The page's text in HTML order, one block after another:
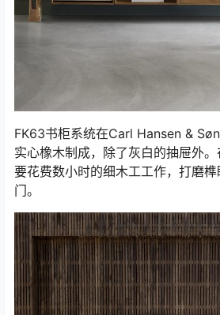
FK63书柜系统在Carl Hansen &
实心橡木制成，除了灰白的抽屉外
要花费数小时的细木工工作，打磨
门。